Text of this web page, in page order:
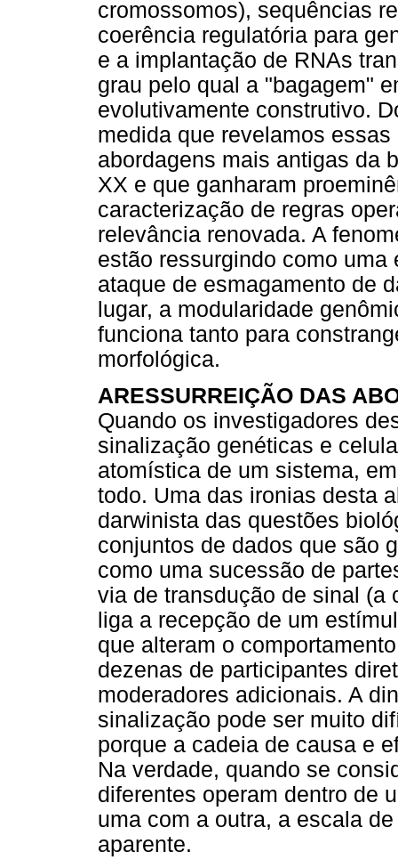
cromossomos), sequências
coerência regulatória para
e a implantação de RNAs
grau pelo qual a "bagagem"
evolutivamente construtivo.
medida que revelamos
abordagens mais antigas da
XX e que ganharam
caracterização de regras
relevância renovada. A
estão ressurgindo como
ataque de esmagamento de
lugar, a modularidade
funciona tanto para
morfológica.
ARESSURREIÇÃO DAS
Quando os investigadores
sinalização genéticas e
atomística de um sistema,
todo. Uma das ironias desta
darwinista das questões
conjuntos de dados que são
como uma sucessão de
via de transdução de sinal (a
liga a recepção de um
que alteram o
dezenas de participantes
moderadores adicionais. A
sinalização pode ser muito
porque a cadeia de causa e
Na verdade, quando se
diferentes operam dentro de
uma com a outra, a escala
aparente.